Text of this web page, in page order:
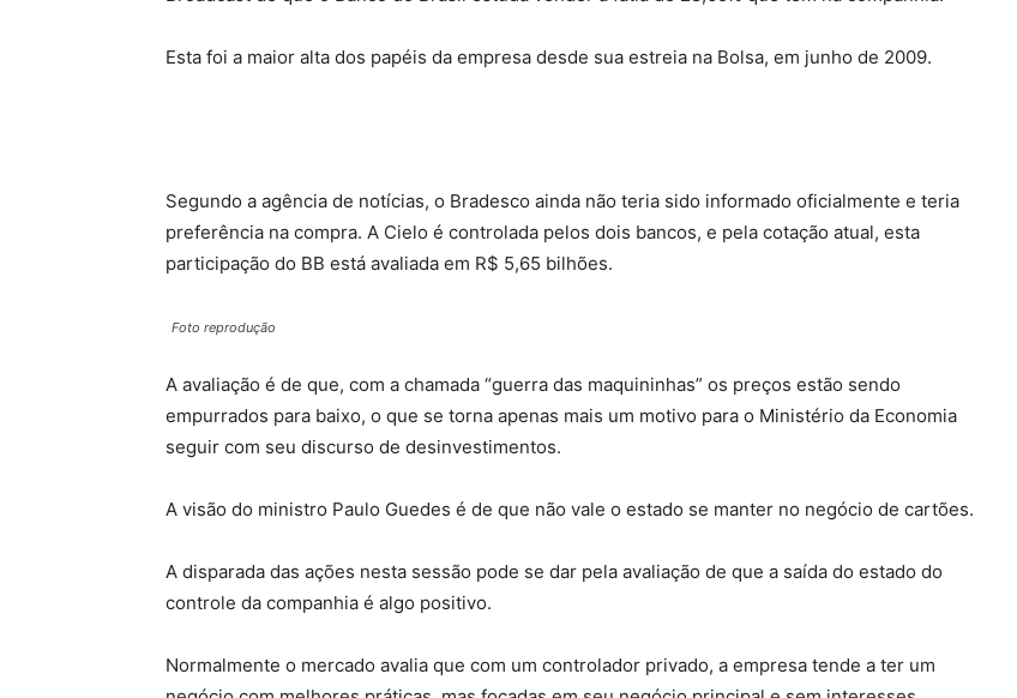
Esta foi a maior alta dos papéis da empresa desde sua estreia na Bolsa, em junho de 2009.
Segundo a agência de notícias, o Bradesco ainda não teria sido informado oficialmente e teria
preferência na compra. A Cielo é controlada pelos dois bancos, e pela cotação atual, esta
participação do BB está avaliada em R$ 5,65 bilhões.
Foto reprodução
A avaliação é de que, com a chamada “guerra das maquininhas” os preços estão sendo
empurrados para baixo, o que se torna apenas mais um motivo para o Ministério da Economia
seguir com seu discurso de desinvestimentos.
A visão do ministro Paulo Guedes é de que não vale o estado se manter no negócio de cartões.
A disparada das ações nesta sessão pode se dar pela avaliação de que a saída do estado do
controle da companhia é algo positivo.
Normalmente o mercado avalia que com um controlador privado, a empresa tende a ter um